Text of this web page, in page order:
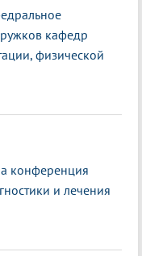
кафедр
физической
конференция
и лечения